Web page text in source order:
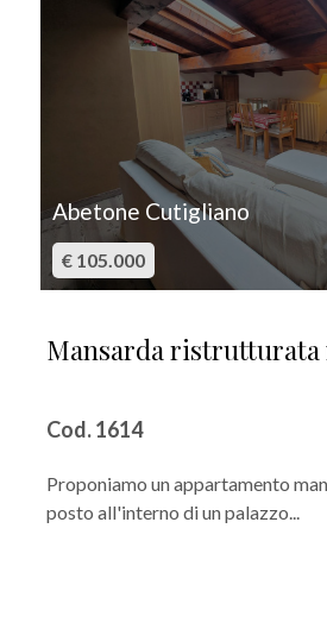
Abetone Cutigliano
€ 105.000
Mansarda ristrutturata
Cod. 1614
Proponiamo un appartamento
posto all'interno di un palazzo...